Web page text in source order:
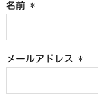
名前 *
メールアドレス *